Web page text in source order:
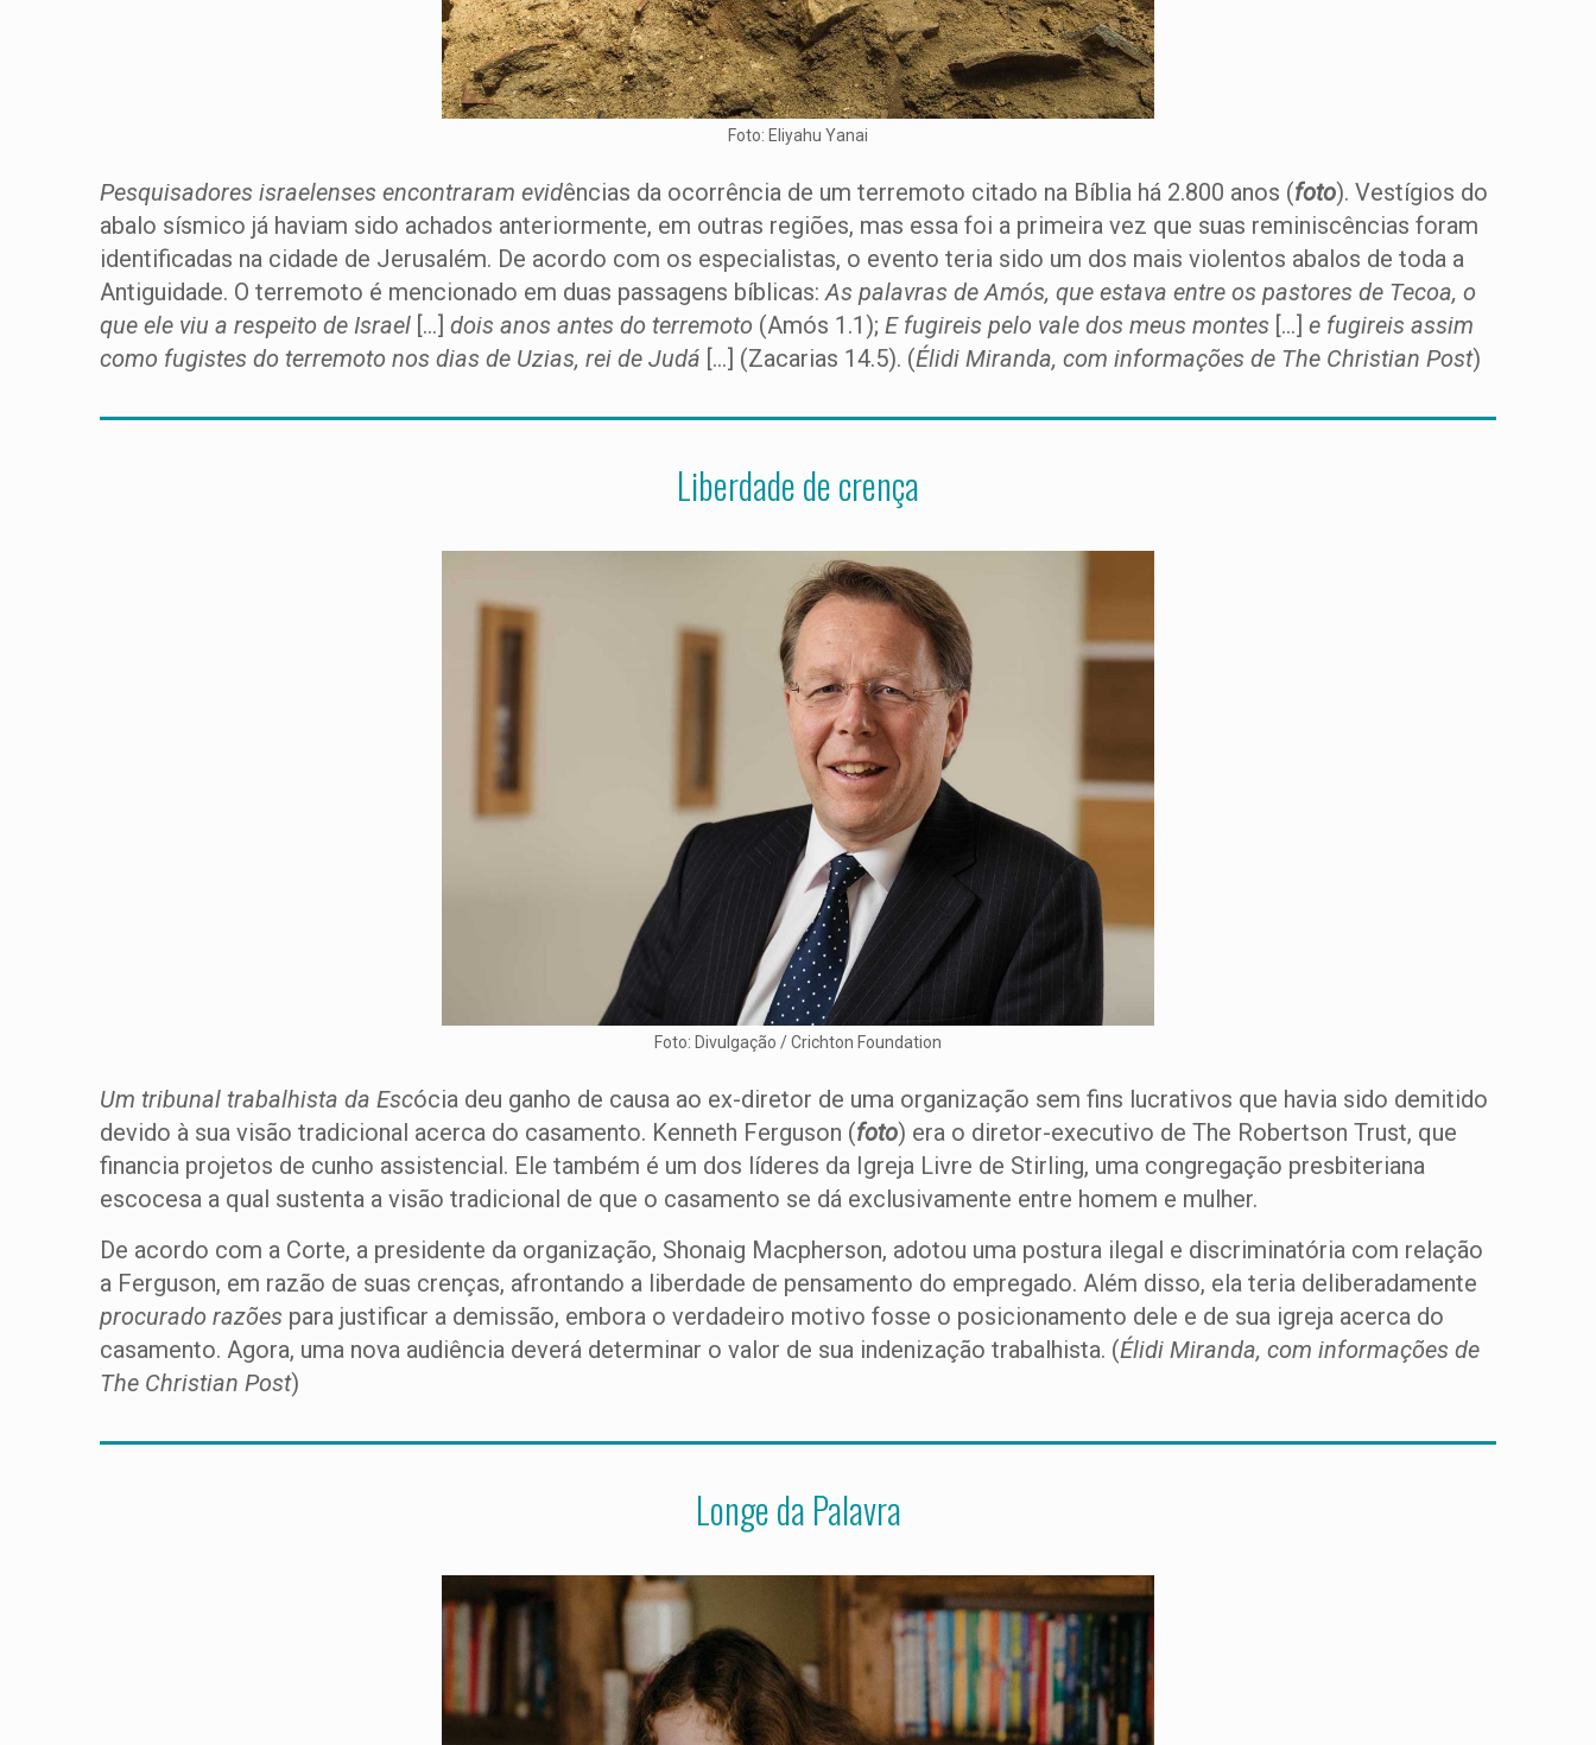
Foto: Eliyahu Yanai
Pesquisadores israelenses encontraram evidências da ocorrência de um terremoto citado na Bíblia há 2.800 anos (foto). Vestígios do
abalo sísmico já haviam sido achados anteriormente, em outras regiões, mas essa foi a primeira vez que suas reminiscências foram
identificadas na cidade de Jerusalém. De acordo com os especialistas, o evento teria sido um dos mais violentos abalos de toda a
Antiguidade. O terremoto é mencionado em duas passagens bíblicas:As palavras de Amós, que estava entre os pastores de Tecoa, o
que ele viu a respeito de Israel […] dois anos antes do terremoto (Amós 1.1); E fugireis pelo vale dos meus montes […] e fugireis assim
como fugistes do terremoto nos dias de Uzias, rei de Judá […] (Zacarias 14.5). (Élidi Miranda, com informações de The Christian Post)
Liberdade de crença
Foto: Divulgação / Crichton Foundation
Um tribunal trabalhista da Escócia deu ganho de causa ao ex-diretor de uma organização sem fins lucrativos que havia sido demitido
devido à sua visão tradicional acerca do casamento. Kenneth Ferguson (foto) era o diretor-executivo de The Robertson Trust, que
financia projetos de cunho assistencial. Ele também é um dos líderes da Igreja Livre de Stirling, uma congregação presbiteriana
escocesa a qual sustenta a visão tradicional de que o casamento se dá exclusivamente entre homem e mulher.
De acordo com a Corte, a presidente da organização, Shonaig Macpherson, adotou uma postura ilegal e discriminatória com relação
a Ferguson, em razão de suas crenças, afrontando a liberdade de pensamento do empregado. Além disso, ela teria deliberadamente
procurado razões para justificar a demissão, embora o verdadeiro motivo fosse o posicionamento dele e de sua igreja acerca do
casamento. Agora, uma nova audiência deverá determinar o valor de sua indenização trabalhista. (Élidi Miranda, com informações de
The Christian Post)
Longe da Palavra